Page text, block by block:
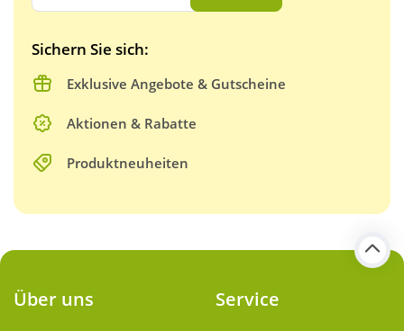
Sichern Sie sich:
Exklusive Angebote & Gutscheine
Aktionen & Rabatte
Produktneuheiten
Über uns Service